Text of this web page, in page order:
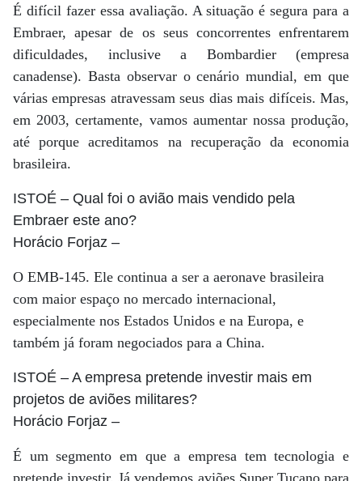
É difícil fazer essa avaliação. A situação é segura para a
Embraer, apesar de os seus concorrentes enfrentarem
dificuldades, inclusive a Bombardier (empresa
canadense). Basta observar o cenário mundial, em que
várias empresas atravessam seus dias mais difíceis. Mas,
em 2003, certamente, vamos aumentar nossa produção,
até porque acreditamos na recuperação da economia
brasileira.
ISTOÉ – Qual foi o avião mais vendido pela
Embraer este ano?
Horácio Forjaz –
O EMB-145. Ele continua a ser a aeronave brasileira
com maior espaço no mercado internacional,
especialmente nos Estados Unidos e na Europa, e
também já foram negociados para a China.
ISTOÉ – A empresa pretende investir mais em
projetos de aviões militares?
Horácio Forjaz –
É um segmento em que a empresa tem tecnologia e
pretende investir. Já vendemos aviões Super Tucano para